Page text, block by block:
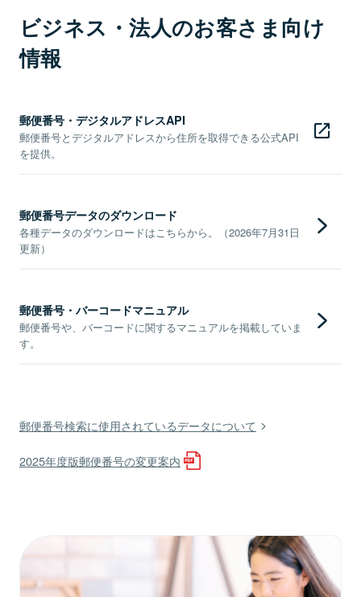
ビジネス・法人のお客さま向け
情報
郵便番号・デジタルアドレスAPI
郵便番号とデジタルアドレスから住所を取得できる公式API
を提供。
郵便番号データのダウンロード
各種データのダウンロードはこちらから。（2026年7月31日
更新）
郵便番号・バーコードマニュアル
郵便番号や、バーコードに関するマニュアルを掲載していま
す。
郵便番号検索に使用されているデータについて
2025年度版郵便番号の変更案内